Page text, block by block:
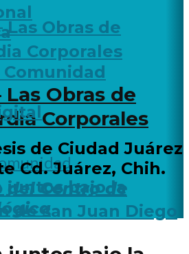
Obras de
Corporales
de Ciudad Juárez
Cd. Juárez, Chih.
del Centro de